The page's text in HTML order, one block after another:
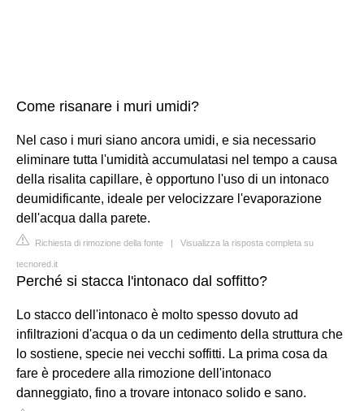
Come risanare i muri umidi?
Nel caso i muri siano ancora umidi, e sia necessario
eliminare tutta l'umidità accumulatasi nel tempo a causa
della risalita capillare, è opportuno l'uso di un intonaco
deumidificante, ideale per velocizzare l'evaporazione
dell'acqua dalla parete.
Richiesta di rimozione della fonte | Visualizza la risposta completa su
tecnored.it
Perché si stacca l'intonaco dal soffitto?
Lo stacco dell'intonaco è molto spesso dovuto ad
infiltrazioni d'acqua o da un cedimento della struttura che
lo sostiene, specie nei vecchi soffitti. La prima cosa da
fare è procedere alla rimozione dell'intonaco
danneggiato, fino a trovare intonaco solido e sano.